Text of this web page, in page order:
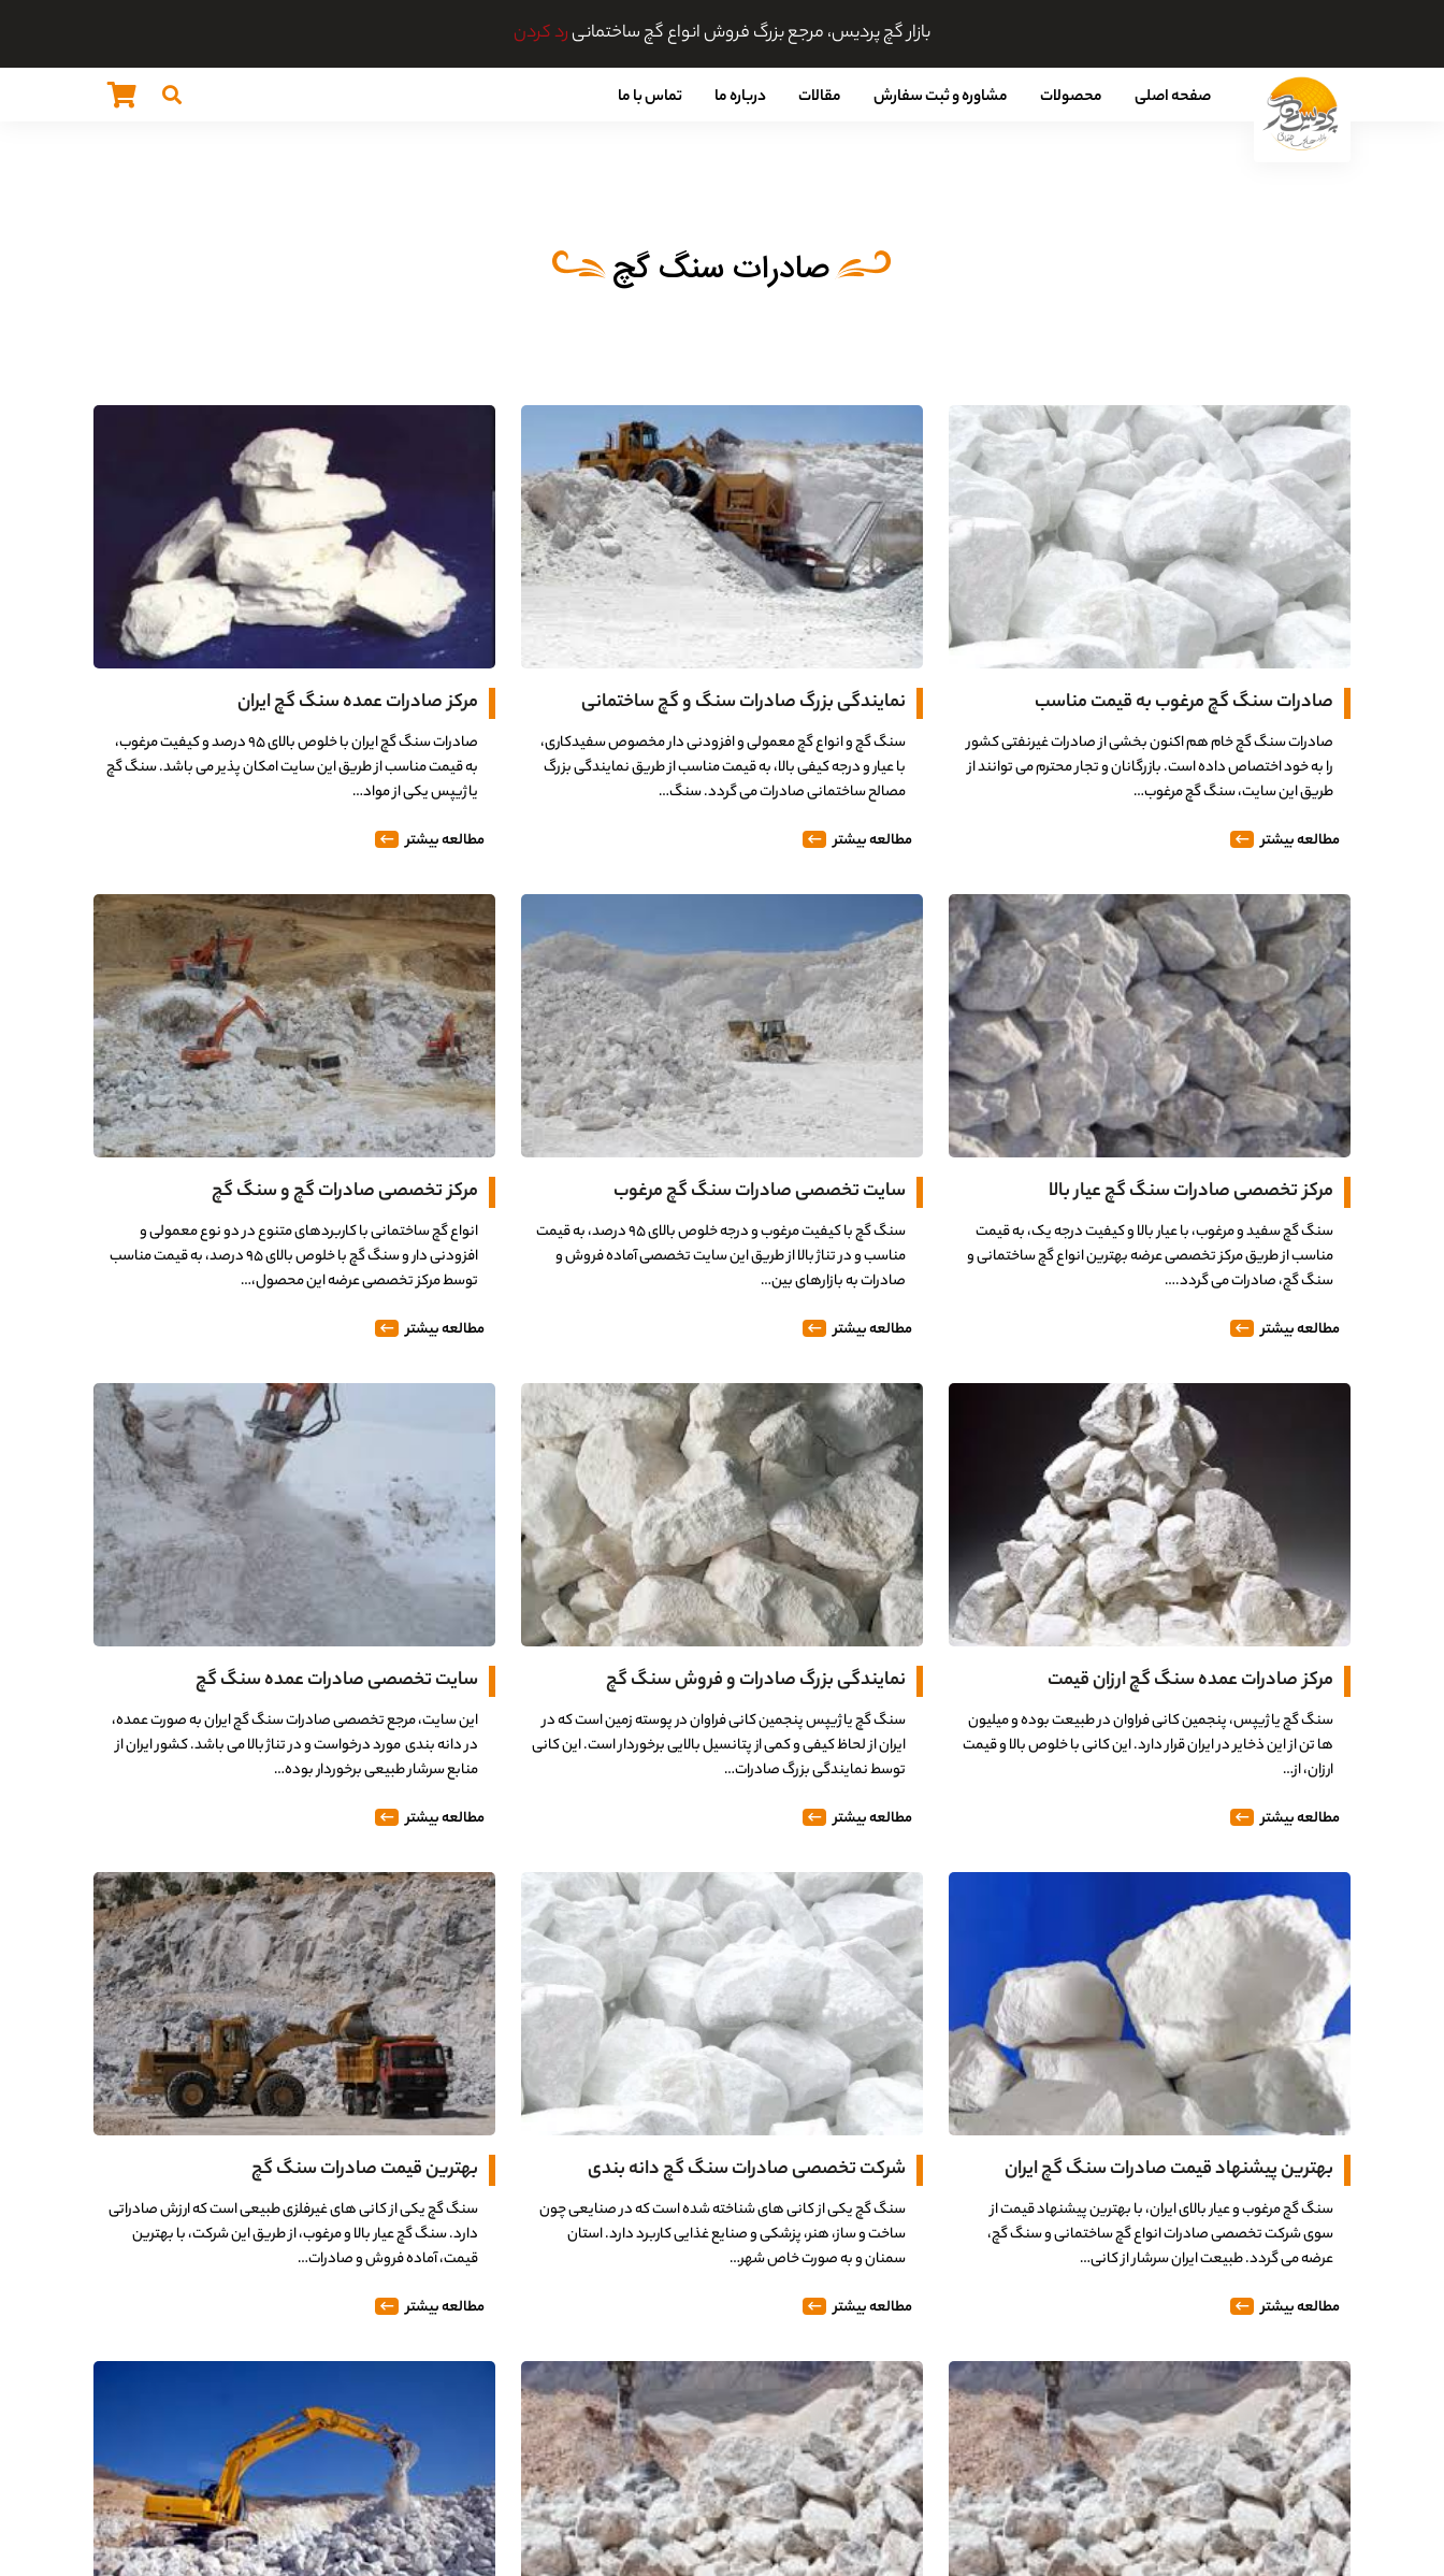
بازار گچ پردیس، مرجع بزرگ فروش انواع گچ ساختمانیرد کردن
صفحه اصلی محصولات مشاوره و ثبت سفارش مقالات درباره ما تماس با ما
صادرات سنگ گچ
صادرات سنگ گچ مرغوب به قیمت مناسب
صادرات سنگ گچ خام هم اکنون بخشی از صادرات غیرنفتی کشور
را به خود اختصاص داده است. بازرگانان و تجار محترم می توانند از
طریق این سایت، سنگ گچ مرغوب…
مطالعه بیشتر
نمایندگی بزرگ صادرات سنگ و گچ ساختمانی
سنگ گچ و انواع گچ معمولی و افزودنی دار مخصوص سفیدکاری،
با عیار و درجه کیفی بالا، به قیمت مناسب از طریق نمایندگی بزرگ
مصالح ساختمانی صادرات می گردد. سنگ…
مطالعه بیشتر
مرکز صادرات عمده سنگ گچ ایران
صادرات سنگ گچ ایران با خلوص بالای 95 درصد و کیفیت مرغوب،
به قیمت مناسب از طریق این سایت امکان پذیر می باشد. سنگ گچ
یا ژیپس یکی از مواد…
مطالعه بیشتر
مرکز تخصصی صادرات سنگ گچ عیار بالا
سنگ گچ سفید و مرغوب، با عیار بالا و کیفیت درجه یک، به قیمت
مناسب از طریق مرکز تخصصی عرضه بهترین انواع گچ ساختمانی و
سنگ گچ، صادرات می گردد.…
مطالعه بیشتر
سایت تخصصی صادرات سنگ گچ مرغوب
سنگ گچ با کیفیت مرغوب و درجه خلوص بالای 95 درصد، به قیمت
مناسب و در تناژ بالا از طریق این سایت تخصصی آماده فروش و
صادرات به بازارهای بین…
مطالعه بیشتر
مرکز تخصصی صادرات گچ و سنگ گچ
انواع گچ ساختمانی با کاربردهای متنوع در دو نوع معمولی و
افزودنی دار و سنگ گچ با خلوص بالای 95 درصد، به قیمت مناسب
توسط مرکز تخصصی عرضه این محصول،…
مطالعه بیشتر
مرکز صادرات عمده سنگ گچ ارزان قیمت
سنگ گچ یا ژیپس، پنجمین کانی فراوان در طبیعت بوده و میلیون
ها تن از این ذخایر در ایران قرار دارد. این کانی با خلوص بالا و قیمت
ارزان، از…
مطالعه بیشتر
نمایندگی بزرگ صادرات و فروش سنگ گچ
سنگ گچ یا ژیپس پنجمین کانی فراوان در پوسته زمین است که در
ایران از لحاظ کیفی و کمی از پتانسیل بالایی برخوردار است. این کانی
توسط نمایندگی بزرگ صادرات…
مطالعه بیشتر
سایت تخصصی صادرات عمده سنگ گچ
این سایت، مرجع تخصصی صادرات سنگ گچ ایران به صورت عمده،
در دانه بندی مورد درخواست و در تناژ بالا می باشد. کشور ایران از
منابع سرشار طبیعی برخوردار بوده…
مطالعه بیشتر
بهترین پیشنهاد قیمت صادرات سنگ گچ ایران
سنگ گچ مرغوب و عیار بالای ایران، با بهترین پیشنهاد قیمت از
سوی شرکت تخصصی صادرات انواع گچ ساختمانی و سنگ گچ،
عرضه می گردد. طبیعت ایران سرشار از کانی…
مطالعه بیشتر
شرکت تخصصی صادرات سنگ گچ دانه بندی
سنگ گچ یکی از کانی های شناخته شده است که در صنایعی چون
ساخت و ساز، هنر، پزشکی و صنایع غذایی کاربرد دارد. استان
سمنان و به صورت خاص شهر…
مطالعه بیشتر
بهترین قیمت صادرات سنگ گچ
سنگ گچ یکی از کانی های غیرفلزی طبیعی است که ارزش صادراتی
دارد. سنگ گچ عیار بالا و مرغوب، از طریق این شرکت، با بهترین
قیمت، آماده فروش و صادرات…
مطالعه بیشتر